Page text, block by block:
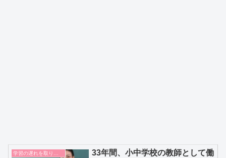
33年間、小中学校の教師として働